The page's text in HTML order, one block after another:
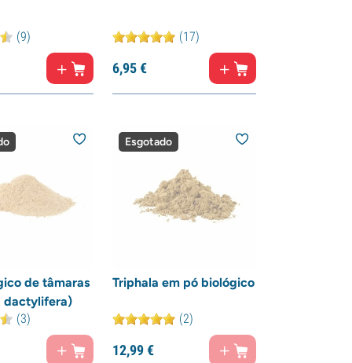
(9) (17)
6,95€
de tâmaras
dactylifera)
(3)
Esgotado
Triphala em pó biológico
(2)
12,99€